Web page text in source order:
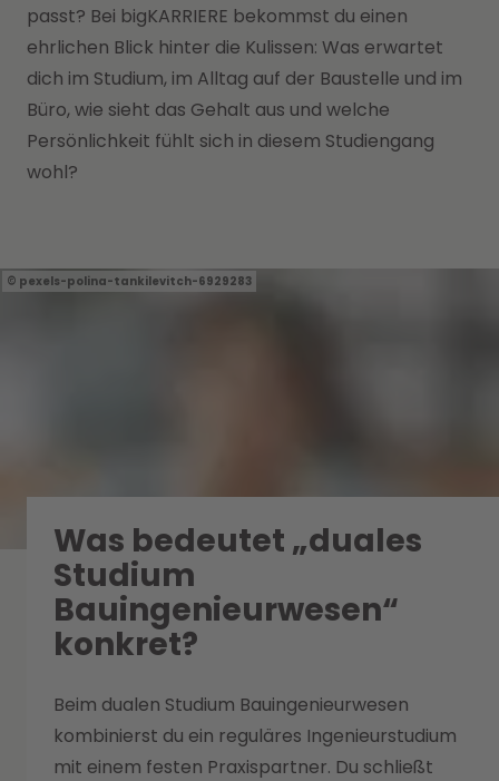
passt? Bei bigKARRIERE bekommst du einen
ehrlichen Blick hinter die Kulissen: Was erwartet
dich im Studium, im Alltag auf der Baustelle und im
Büro, wie sieht das Gehalt aus und welche
Persönlichkeit fühlt sich in diesem Studiengang
wohl?
pexels-polina-tankilevitch-6929283
Was bedeutet „duales
Studium
Bauingenieurwesen“
konkret?
Beim dualen Studium Bauingenieurwesen
kombinierst du ein reguläres Ingenieurstudium
mit einem festen Praxispartner. Du schließt